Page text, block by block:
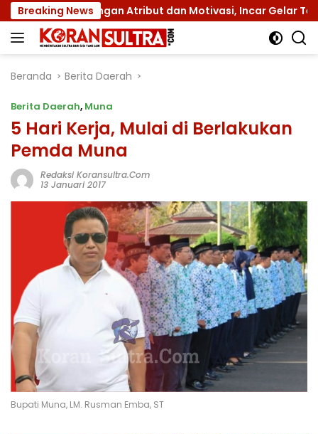
Langsung
ke
konten
Breaking News
dengan Atribut dan Motivasi, Incar Gelar Terbaik di Sultra
Beranda Berita Daerah
Berita Daerah, Muna
5 Hari Kerja, Mulai di Berlakukan
Pemda Muna
Redaksi Koransultra.com
13 Januari 2017
Bupati Muna, LM. Rusman Emba, ST